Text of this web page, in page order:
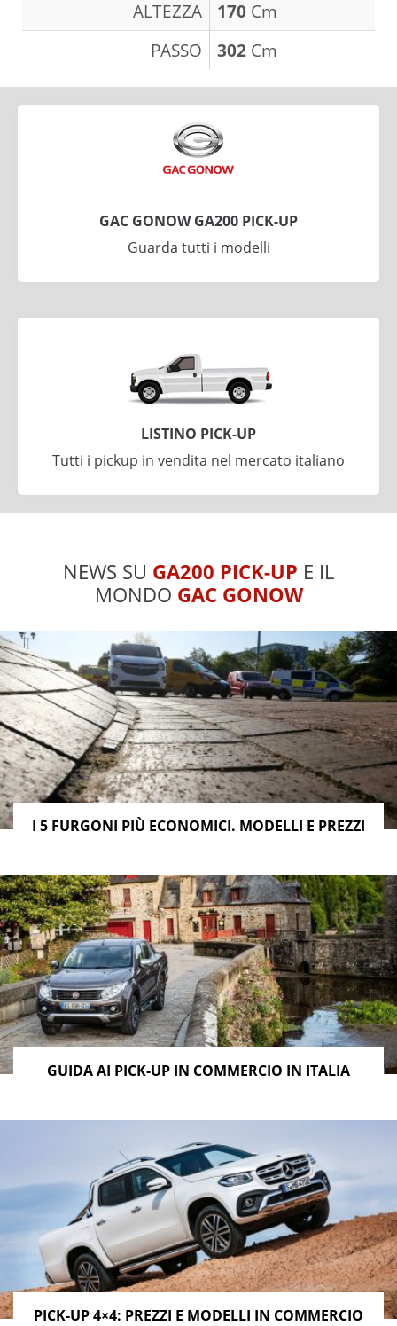
ALTEZZA 170 Cm
PASSO
302 Cm
GAC GONOW GA200 PICK-UP
Guarda tutti i modelli
LISTINO PICK-UP
Tutti i pickup in vendita nel mercato italiano
NEWS SU GA200 PICK-UP E IL
MONDO GAC GONOW
I 5 FURGONI PIÙ ECONOMICI. MODELLI E PREZZI
GUIDA AI PICK-UP IN COMMERCIO IN ITALIA
PICK-UP 4×4: PREZZI E MODELLI IN COMMERCIO